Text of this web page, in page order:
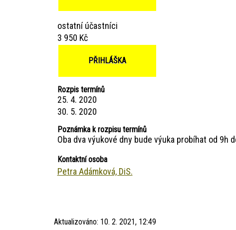
ostatní účastníci
3 950 Kč
PŘIHLÁŠKA
Rozpis termínů
25. 4. 2020
30. 5. 2020
Poznámka k rozpisu termínů
Oba dva výukové dny bude výuka probíhat od 9h
Kontaktní osoba
Petra Adámková, DiS.
Aktualizováno: 10. 2. 2021, 12:49